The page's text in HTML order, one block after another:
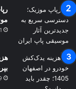
1 هفته پیش